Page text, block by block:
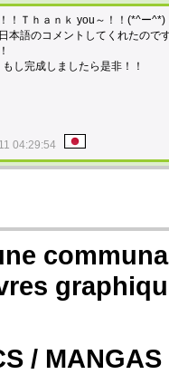
！Ｔｈａｎｋ you～！！(*^ー^*)
本語のコメントしてくれたので
し完成しましたら是非！！
04:29:54
/